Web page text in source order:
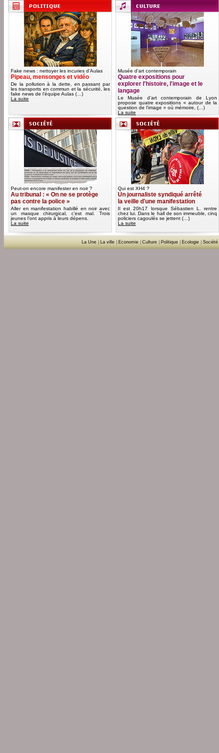
Fake news : nettoyer les incuries d'Aulas
Pipeau, mensonges et vidéo
De la pollution à la dette, en passant par
les transports en commun et la sécurité, les
fake news de l’équipe Aulas (…)
La suite
Musée d'art contemporain
Quatre expositions pour
explorer l'histoire, l'image et le
langage
Le Musée d’art contemporain de Lyon
propose quatre expositions « autour de la
question de l’image » où mémoire, (…)
La suite
Peut-on encore manifester en noir ?
Au tribunal : « On ne se protège
pas contre la police »
Aller en manifestation habillé en noir avec
un masque chirurgical, c’est mal. Trois
jeunes l’ont appris à leurs dépens.
La suite
Qui est XH4 ?
Un journaliste syndiqué arrêté
la veille d'une manifestation
Il est 20h17 lorsque Sébastien L. rentre
chez lui. Dans le hall de son immeuble, cinq
policiers cagoulés se jettent (…)
La suite
La Une La ville Economie Culture Politique Ecologie Société